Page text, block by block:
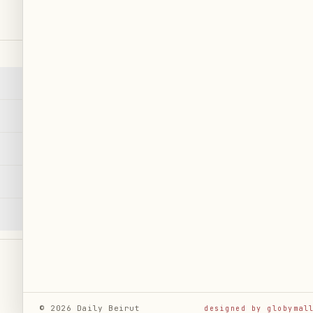
كأس
© 2026 Daily Beirut designed by